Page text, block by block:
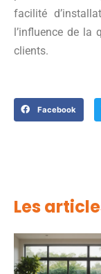
facilité
l’influence de la
clients.
Facebook
Les